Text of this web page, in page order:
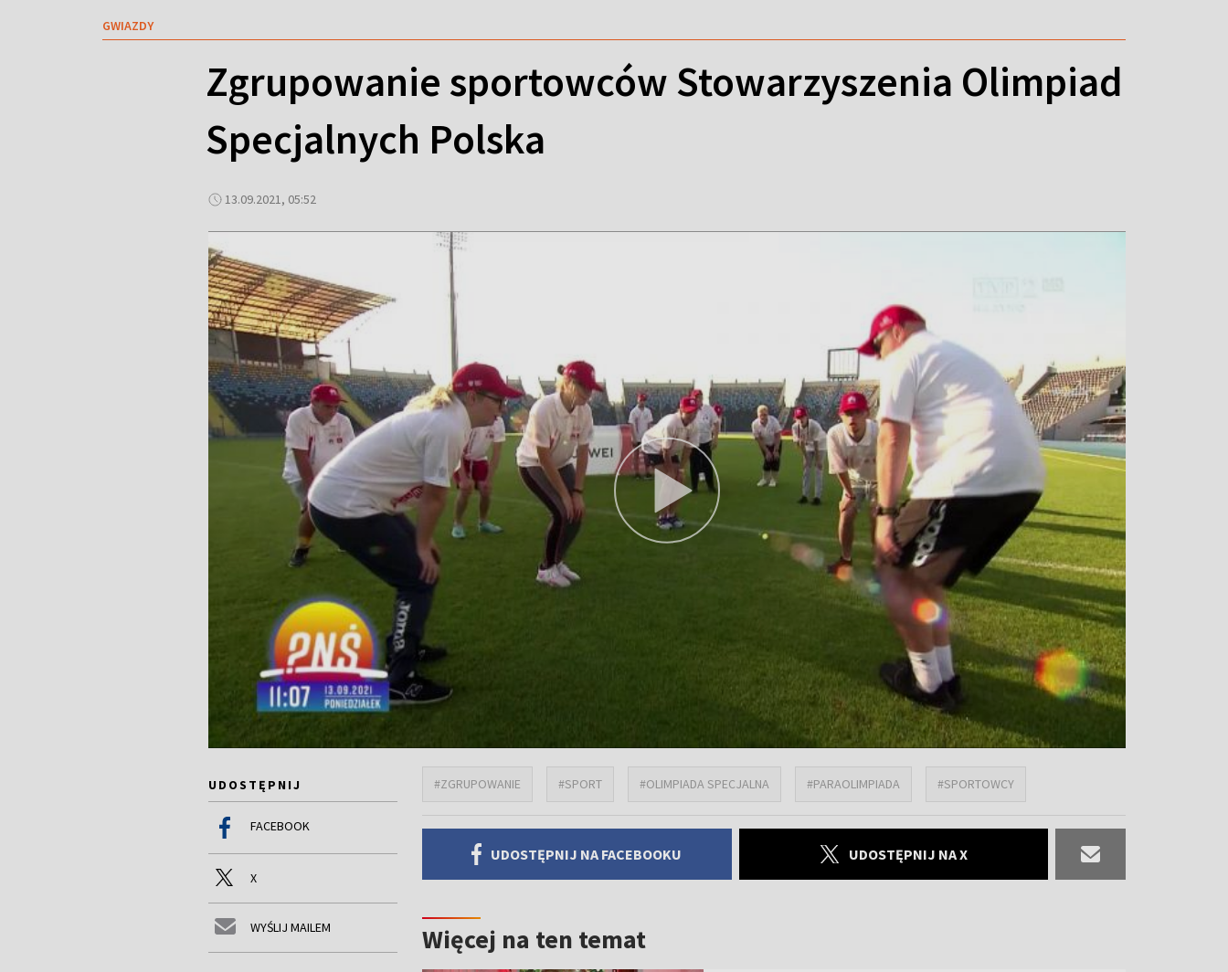
GWIAZDY
Zgrupowanie sportowców Stowarzyszenia Olimpiad
Specjalnych Polska
13.09.2021, 05:52
UDOSTĘPNIJ
FACEBOOK
X
WYŚLIJ MAILEM
#ZGRUPOWANIE #SPORT #OLIMPIADA SPECJALNA #PARAOLIMPIADA #SPORTOWCY
UDOSTĘPNIJ NA FACEBOOKU UDOSTĘPNIJ NA X
Więcej na ten temat